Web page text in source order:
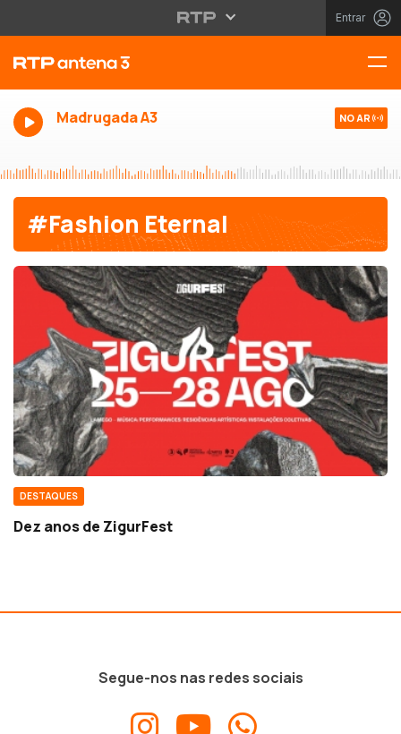
Entrar
Madrugada A3 NO AR
#Fashion Eternal
DESTAQUES
Dez anos de ZigurFest
Segue-nos nas redes sociais